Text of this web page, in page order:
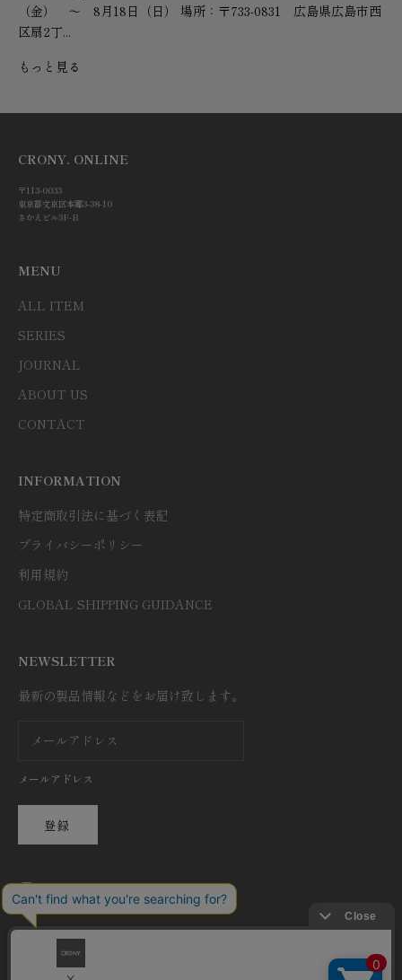
（金） 〜 8月18日（日） 場所：〒733-0831 広島県広島市西
区扇2丁...
もっと見る
CRONY. ONLINE
〒113-0033
東京都文京区本郷3-38-10
さかえビル3F-B
MENU
ALL ITEM
SERIES
JOURNAL
ABOUT US
CONTACT
INFORMATION
特定商取引法に基づく表記
プライバシーポリシー
利用規約
GLOBAL SHIPPING GUIDANCE
NEWSLETTER
最新の製品情報などをお届け致します。
メールアドレス
登録